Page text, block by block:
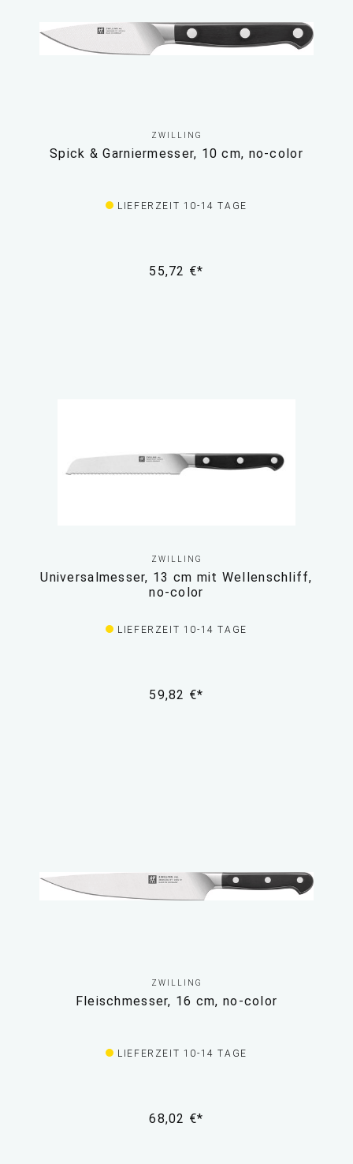
ZWILLING
Spick & Garniermesser, 10 cm, no-color
LIEFERZEIT 10-14 TAGE
55,72 €*
ZWILLING
Universalmesser, 13 cm mit Wellenschliff,
no-color
LIEFERZEIT 10-14 TAGE
59,82 €*
ZWILLING
Fleischmesser, 16 cm, no-color
LIEFERZEIT 10-14 TAGE
68,02 €*